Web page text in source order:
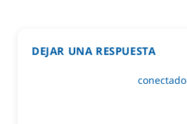
DEJAR UNA RESPUESTA
conectado